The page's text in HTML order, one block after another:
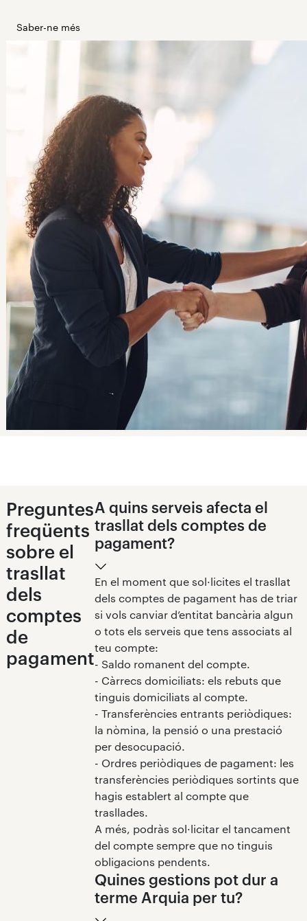
Saber-ne més
Preguntes
freqüents
sobre el
trasllat
dels
comptes
de
pagament
A quins serveis afecta el
trasllat dels comptes de
pagament?
En el moment que sol·licites el trasllat
dels comptes de pagament has de triar
si vols canviar d’entitat bancària algun
o tots els serveis que tens associats al
teu compte:
- Saldo romanent del compte.
- Càrrecs domiciliats: els rebuts que
tinguis domiciliats al compte.
- Transferències entrants periòdiques:
la nòmina, la pensió o una prestació
per desocupació.
- Ordres periòdiques de pagament: les
transferències periòdiques sortints que
hagis establert al compte que
trasllades.
A més, podràs sol·licitar el tancament
del compte sempre que no tinguis
obligacions pendents.
Quines gestions pot dur a
terme Arquia per tu?